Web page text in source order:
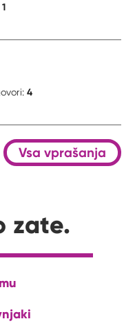
1
4
Vsa vprašanja
zate.